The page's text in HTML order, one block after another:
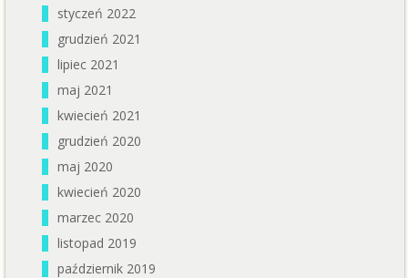
styczeń 2022
grudzień 2021
lipiec 2021
maj 2021
kwiecień 2021
grudzień 2020
maj 2020
kwiecień 2020
marzec 2020
listopad 2019
październik 2019